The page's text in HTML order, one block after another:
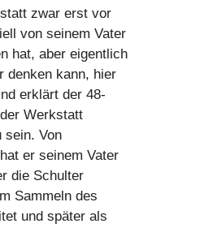
zwar erst vor
von seinem Vater
hat, aber eigentlich
denken kann, hier
erklärt der 48-
Werkstatt
sein. Von
er seinem Vater
die Schulter
Sammeln des
und später als